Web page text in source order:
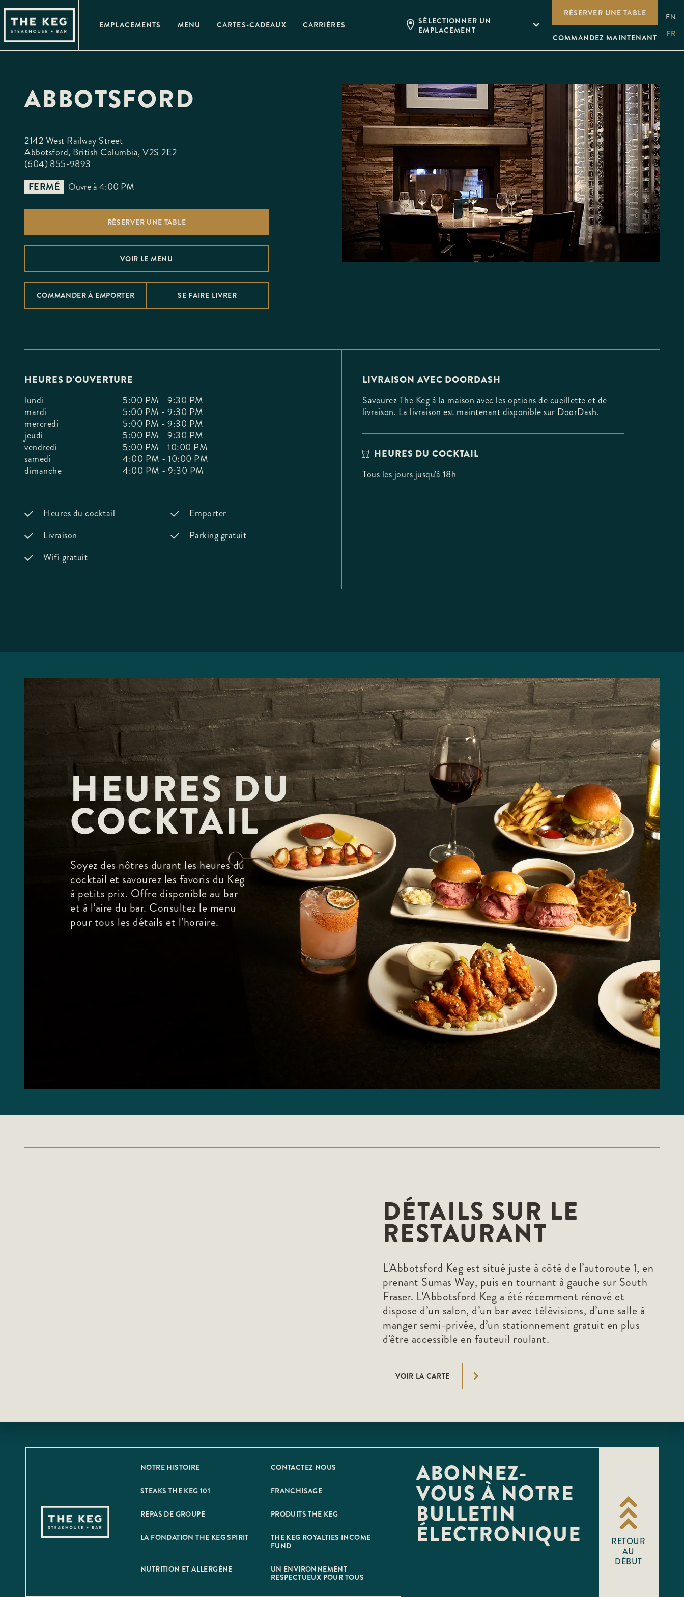
note:
This
website
an
accessibility
disabilities
EMPLACEMENTS MENU CARTES-CADEAUX CARRIÈRES
SÉLECTIONNER UN
EMPLACEMENT
RÉSERVER UNE TABLE
COMMANDEZ MAINTENANT
EN
FR
ABBOTSFORD
2142 West Railway Street
Abbotsford, British Columbia, V2S 2E2
(604) 855-9893
FERMÉ
Ouvre à 4:00 PM
RÉSERVER UNE TABLE
VOIR LE MENU
COMMANDER À EMPORTER SE FAIRE LIVRER
HEURES D'OUVERTURE
lundi
5:00 PM - 9:30 PM
mardi
5:00 PM - 9:30 PM
mercredi
5:00 PM - 9:30 PM
jeudi
5:00 PM - 9:30 PM
vendredi
5:00 PM - 10:00 PM
samedi
4:00 PM - 10:00 PM
dimanche
4:00 PM - 9:30 PM
Heures du cocktail
Emporter
Livraison
Parking gratuit
Wifi gratuit
LIVRAISON AVEC DOORDASH
Savourez The Keg à la maison avec les options de cueillette et de
livraison. La livraison est maintenant disponible sur DoorDash.
HEURES DU COCKTAIL
Tous les jours jusqu'à 18h
HEURES DU
COCKTAIL
Soyez des nôtres durant les heures du
cocktail et savourez les favoris du Keg
à petits prix. Offre disponible au bar
et à l’aire du bar. Consultez le menu
pour tous les détails et l’horaire.
DÉTAILS SUR LE
RESTAURANT
L'Abbotsford Keg est situé juste à côté de l’autoroute 1, en
prenant Sumas Way, puis en tournant à gauche sur South
Fraser. L'Abbotsford Keg a été récemment rénové et
dispose d’un salon, d’un bar avec télévisions, d’une salle à
manger semi-privée, d’un stationnement gratuit en plus
d'être accessible en fauteuil roulant.
VOIR LA CARTE
NOTRE HISTOIRE CONTACTEZ NOUS
STEAKS THE KEG 101 FRANCHISAGE
REPAS DE GROUPE PRODUITS THE KEG
LA FONDATION THE KEG SPIRIT
THE KEG ROYALTIES INCOME
FUND
NUTRITION ET ALLERGÈNE
UN ENVIRONNEMENT
RESPECTUEUX POUR TOUS
ABONNEZ-
VOUS À NOTRE
BULLETIN
ÉLECTRONIQUE
RETOUR
AU
DÉBUT